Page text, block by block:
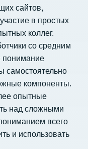
сайтов,
в простых
коллег.
со средним
понимание
самостоятельно
компоненты.
опытные
над сложными
всего
и использовать